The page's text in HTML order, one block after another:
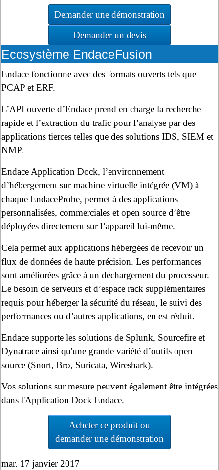
Demander une démonstration
Demander un devis
Ecosystème EndaceFusion
Endace fonctionne avec des formats ouverts tels que
PCAP et ERF.
L’API ouverte d’Endace prend en charge la recherche
rapide et l’extraction du trafic pour l’analyse par des
applications tierces telles que des solutions IDS, SIEM et
NMP.
Endace Application Dock, l’environnement
d’hébergement sur machine virtuelle intégrée (VM) à
chaque EndaceProbe, permet à des applications
personnalisées, commerciales et open source d’être
déployées directement sur l’appareil lui-même.
Cela permet aux applications hébergées de recevoir un
flux de données de haute précision. Les performances
sont améliorées grâce à un déchargement du processeur.
Le besoin de serveurs et d’espace rack supplémentaires
requis pour héberger la sécurité du réseau, le suivi des
performances ou d’autres applications, en est réduit.
Endace supporte les solutions de Splunk, Sourcefire et
Dynatrace ainsi qu'une grande variété d’outils open
source (Snort, Bro, Suricata, Wireshark).
Vos solutions sur mesure peuvent également être intégrées
dans l'Application Dock Endace.
Acheter ce produit ou
demander une démonstration
mar. 17 janvier 2017